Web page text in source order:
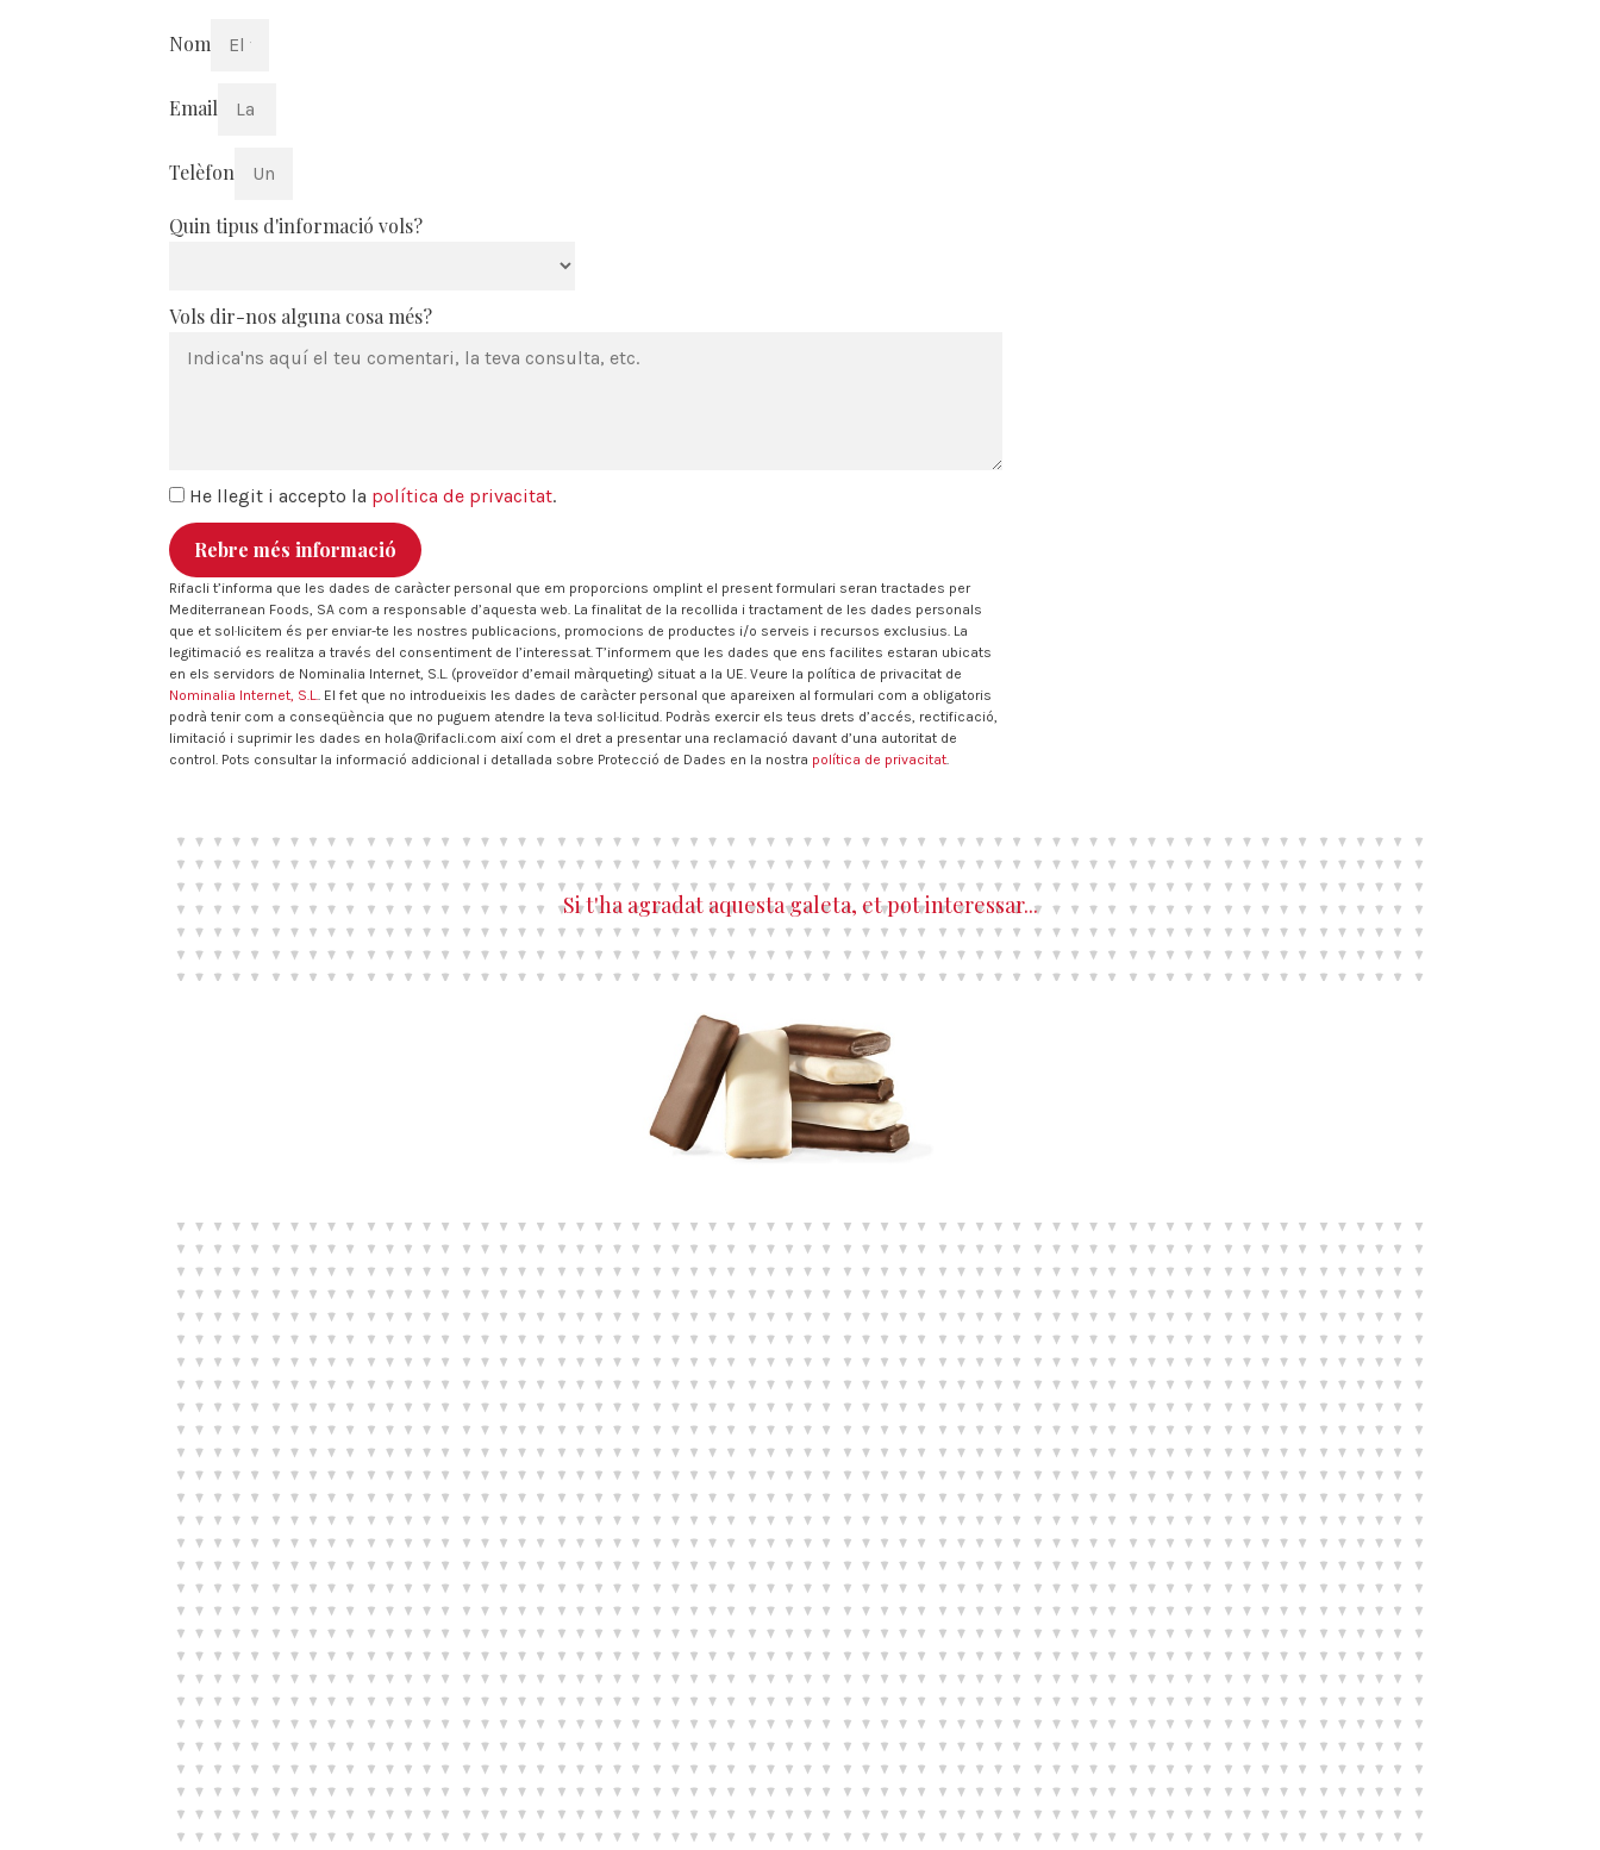
Nom
Email
Telèfon
Quin tipus d'informació vols?
Vols dir-nos alguna cosa més?
He llegit i accepto la política de privacitat.
Rebre més informació
Rifacli t’informa que les dades de caràcter personal que em proporcions omplint el present formulari seran tractades per
Mediterranean Foods, SA com a responsable d’aquesta web. La finalitat de la recollida i tractament de les dades personals
que et sol·licitem és per enviar-te les nostres publicacions, promocions de productes i/o serveis i recursos exclusius. La
legitimació es realitza a través del consentiment de l’interessat. T’informem que les dades que ens facilites estaran ubicats
en els servidors de Nominalia Internet, S.L. (proveïdor d’email màrqueting) situat a la UE. Veure la política de privacitat de
Nominalia Internet, S.L.. El fet que no introdueixis les dades de caràcter personal que apareixen al formulari com a obligatoris
podrà tenir com a conseqüència que no puguem atendre la teva sol·licitud. Podràs exercir els teus drets d’accés, rectificació,
limitació i suprimir les dades en hola@rifacli.com així com el dret a presentar una reclamació davant d’una autoritat de
control. Pots consultar la informació addicional i detallada sobre Protecció de Dades en la nostra política de privacitat.
Si t'ha agradat aquesta galeta, et pot interessar...